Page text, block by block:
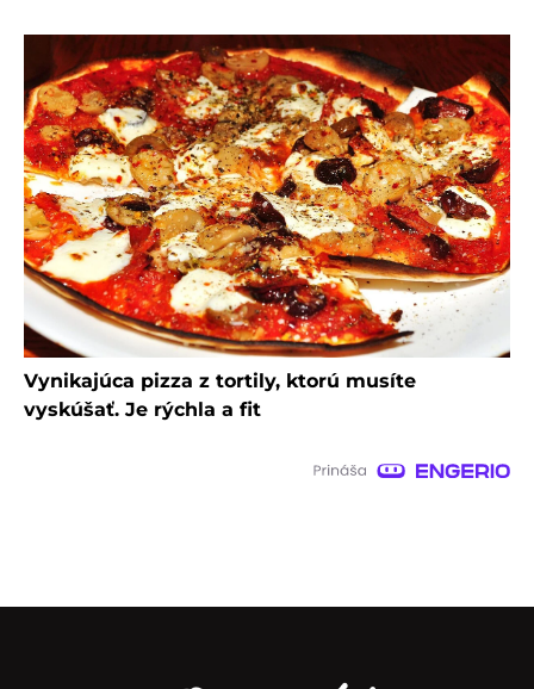
Vynikajúca pizza z tortily, ktorú musíte
vyskúšať. Je rýchla a fit